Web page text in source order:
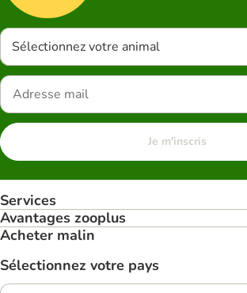
Sélectionnez votre animal
Je m'inscris
Services
Avantages zooplus
Acheter malin
Sélectionnez votre pays